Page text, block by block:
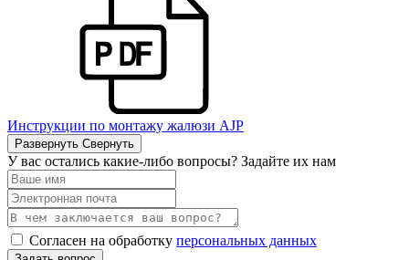
Инструкции по монтажу жалюзи AJP
Развернуть Свернуть
У вас остались какие-либо вопросы? Задайте их нам
Согласен на обработку персональных данных